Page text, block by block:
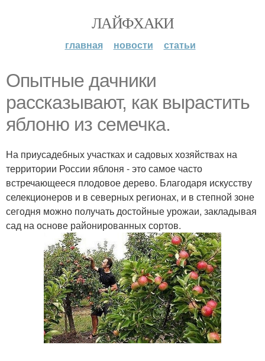
ЛАЙФХАКИ
главная новости статьи
Опытные дачники
рассказывают, как вырастить
яблоню из семечка.
На приусадебных участках и садовых хозяйствах на
территории России яблоня - это самое часто
встречающееся плодовое дерево. Благодаря искусству
селекционеров и в северных регионах, и в степной зоне
сегодня можно получать достойные урожаи, закладывая
сад на основе районированных сортов.